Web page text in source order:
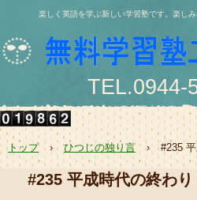
楽しく英語を学ぶ新しい学習塾です。楽し
TEL.0944-
〒836-0844 大牟田市浄真町
e-
トップ › ひつじの独り言 › #235
#235 平成時代の終わり